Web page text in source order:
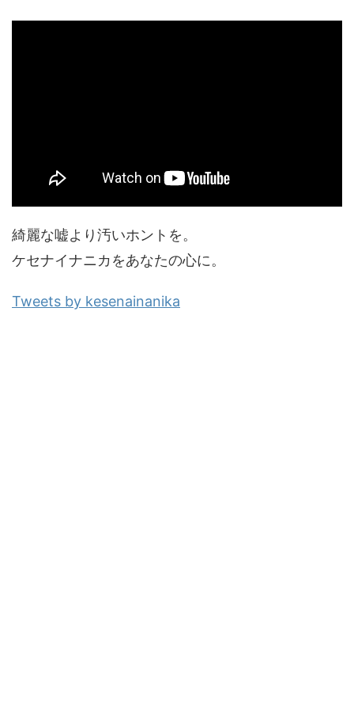
綺麗な嘘より汚いホントを。
ケセナイナニカをあなたの心に。
Tweets by kesenainanika